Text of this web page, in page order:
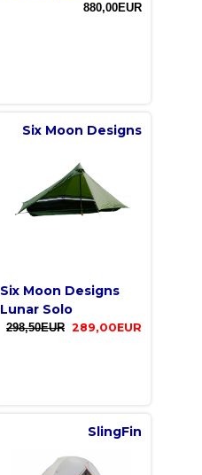
880,00EUR
Six Moon Designs
Six Moon Designs
Lunar Solo
298,50EUR 289,00EUR
SlingFin